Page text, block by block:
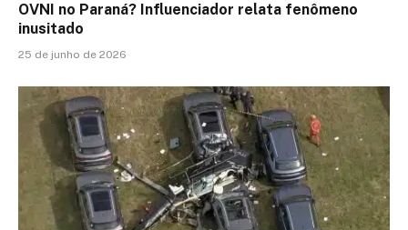
OVNI no Paraná? Influenciador relata fenômeno
inusitado
25 de junho de 2026